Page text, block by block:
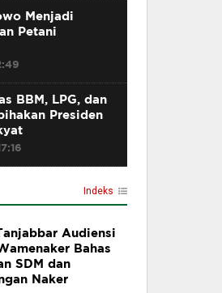
Menjadi
Petani
BBM, LPG, dan
Presiden
Indeks
Audiensi
Bahas
SDM dan
Naker